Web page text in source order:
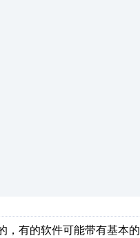
，有的软件可能带有基本